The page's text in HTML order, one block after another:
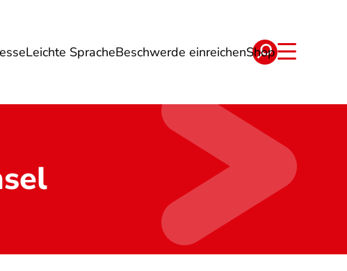
Leichte SpracheBeschwerde einreichenShop
Pflege Energie Reise Verträge